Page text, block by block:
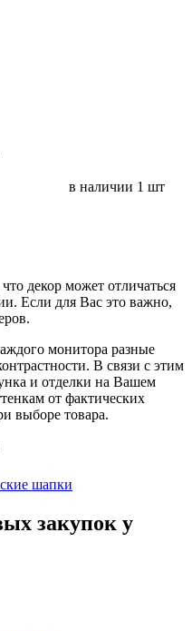
в наличии 1 шт
декор может отличаться
Если для Вас это важно,
монитора разные
В связи с этим
и отделки на Вашем
от фактических
выборе товара.
шапки
закупок у